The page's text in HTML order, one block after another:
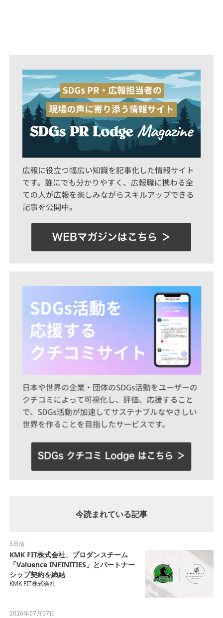
今読まれている記事
3日前
KMK FIT株式会社、プロダンスチーム
「Valuence INFINITIES」とパートナー
シップ契約を締結
KMK FIT株式会社
2026年07月07日